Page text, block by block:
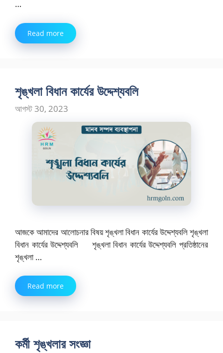
…
Read more
শৃঙ্খলা বিধান কার্যের উদ্দেশ্যবলি
আগস্ট 30, 2023
আজকে আমাদের আলোচনার বিষয় শৃঙ্খলা বিধান কার্যের উদ্দেশ্যবলি শৃঙ্খলা
বিধান কার্যের উদ্দেশ্যবলি শৃঙ্খলা বিধান কার্যের উদ্দেশ্যবলি প্রতিষ্ঠানের
শৃঙ্খলা …
Read more
কর্মী শৃঙ্খলার সংজ্ঞা